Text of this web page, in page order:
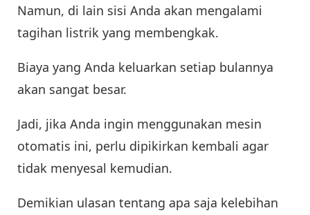
Namun, di lain sisi Anda akan mengalami
tagihan listrik yang membengkak.
Biaya yang Anda keluarkan setiap bulannya
akan sangat besar.
Jadi, jika Anda ingin menggunakan mesin
otomatis ini, perlu dipikirkan kembali agar
tidak menyesal kemudian.
Demikian ulasan tentang apa saja kelebihan